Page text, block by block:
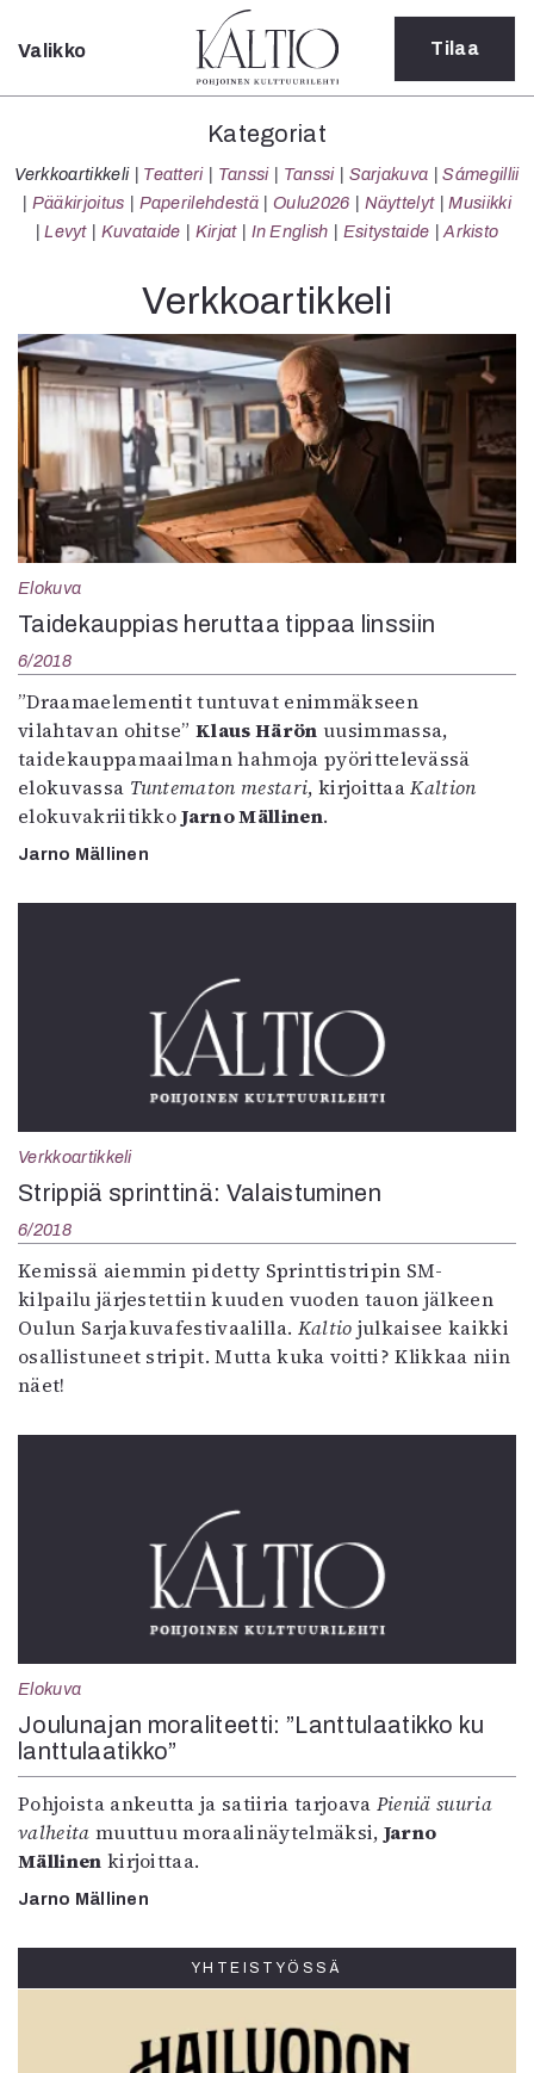
Sulje
Kategoriat
Verkkoartikkeli
Teatteri
Tanssi
Sarjakuva
Sámegillii
Pääkirjoitus
Paperilehdestä
Oulu2026
Näyttelyt
Musiikki
Levyt
Kuvataide
Kirjat
Arkisto
Lehdet
4/2026
2–3/2026
1/2026
6/2025
Lehtiarkisto
Tilaus ja irtonumerot
Yhteistyössä
Toimitus
Mediatiedot
Valikko Tilaa
Kategoriat
Verkkoartikkeli Teatteri Tanssi Tanssi Sarjakuva
Sámegillii
Pääkirjoitus
Paperilehdestä Oulu2026 Näyttelyt
Musiikki
Levyt
Kuvataide Kirjat In English Esitystaide Arkisto
Verkkoartikkeli
Elokuva
Taidekauppias heruttaa tippaa linssiin
6/2018
”Draamaelementit tuntuvat enimmäkseen
vilahtavan ohitse”Klaus Härön uusimmassa,
taidekauppamaailman hahmoja pyörittelevässä
elokuvassa Tuntematon mestari, kirjoittaaKaltion
elokuvakriitikkoJarno Mällinen.
Jarno Mällinen
Verkkoartikkeli
Strippiä sprinttinä: Valaistuminen
6/2018
Kemissä aiemmin pidetty Sprinttistripin SM-
kilpailu järjestettiin kuuden vuoden tauon jälkeen
Oulun Sarjakuvafestivaalilla. Kaltio julkaisee kaikki
osallistuneet stripit. Mutta kuka voitti? Klikkaa niin
näet!
Elokuva
Joulunajan moraliteetti: ”Lanttulaatikko ku
lanttulaatikko”
Pohjoista ankeutta ja satiiria tarjoava Pieniä suuria
valheita muuttuu moraalinäytelmäksi, Jarno
Mällinen kirjoittaa.
Jarno Mällinen
YHTEISTYÖSSÄ